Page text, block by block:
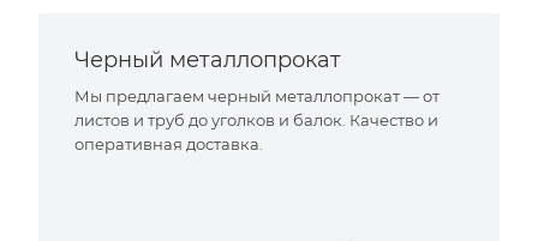
Черный металлопрокат
Мы предлагаем черный металлопрокат — от
листов и труб до уголков и балок. Качество и
оперативная доставка.